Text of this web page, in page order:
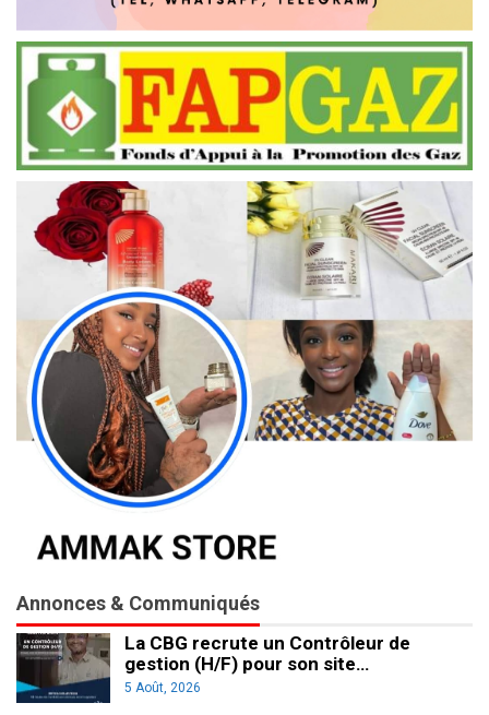
Annonces & Communiqués
La CBG recrute un Contrôleur de
gestion (H/F) pour son site…
5 Août, 2026